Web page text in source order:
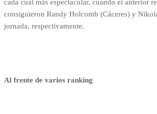
cada cual más espectacular, cuando el anterior
consiguieron Randy Holcomb (Cáceres) y
jornada, respectivamente.
Al frente de varios ranking